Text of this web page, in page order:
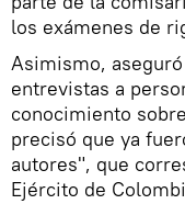
los exámenes de
Asimismo,
entrevistas a
conocimiento
precisó que ya
autores", que
Ejército de